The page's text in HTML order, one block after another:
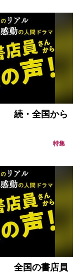
続・全国から
特集
全国の書店員